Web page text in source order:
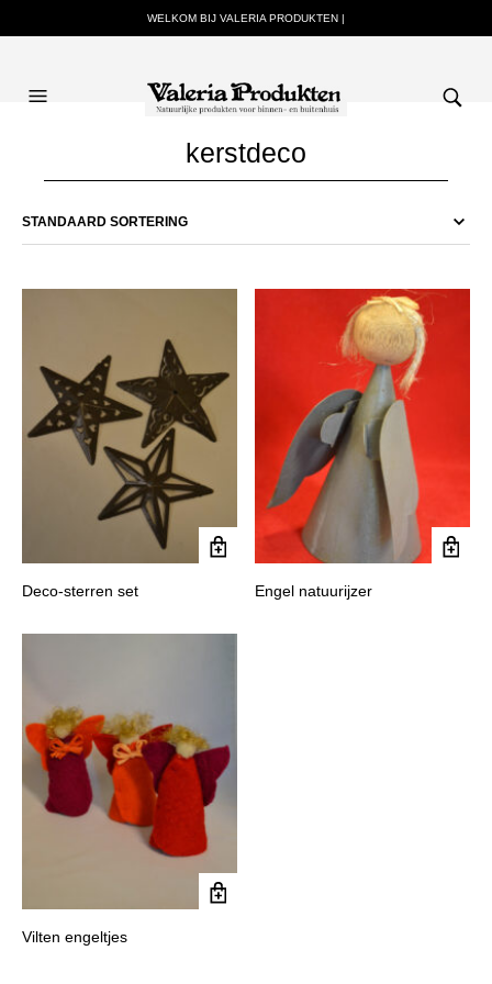
WELKOM BIJ VALERIA PRODUKTEN |
kerstdeco
Deco-sterren set Engel natuurijzer
Vilten engeltjes